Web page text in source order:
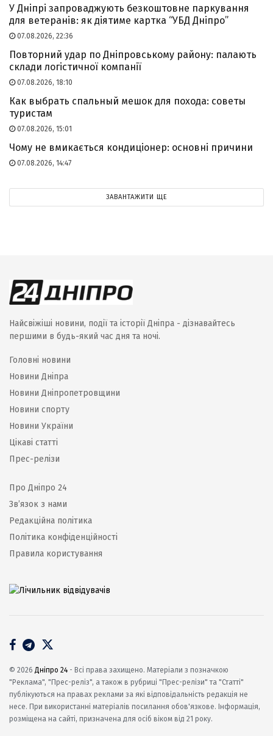
У Дніпрі запроваджують безкоштовне паркування
для ветеранів: як діятиме картка “УБД Дніпро”
07.08.2026, 22:36
Повторний удар по Дніпровському району: палають
склади логістичної компанії
07.08.2026, 18:10
Как выбрать спальный мешок для похода: советы
туристам
07.08.2026, 15:01
Чому не вмикається кондиціонер: основні причини
07.08.2026, 14:47
ЗАВАНТАЖИТИ ЩЕ
Найсвіжіші новини, події та історії Дніпра - дізнавайтесь
першими в будь-який час дня та ночі.
Головні новини
Новини Дніпра
Новини Дніпропетровщини
Новини спорту
Новини України
Цікаві статті
Прес-релізи
Про Дніпро 24
Зв’язок з нами
Редакційна політика
Політика конфіденційності
Правила користування
© 2026 Дніпро 24 - Всі права захищено. Матеріали з позначкою
"Реклама", "Прес-реліз", а також в рубриці "Прес-релізи" та "Статті"
публікуються на правах реклами за які відповідальність редакція не
несе. При використанні матеріалів посилання обов'язкове. Інформація,
розміщена на сайті, призначена для осіб віком від 21 року.